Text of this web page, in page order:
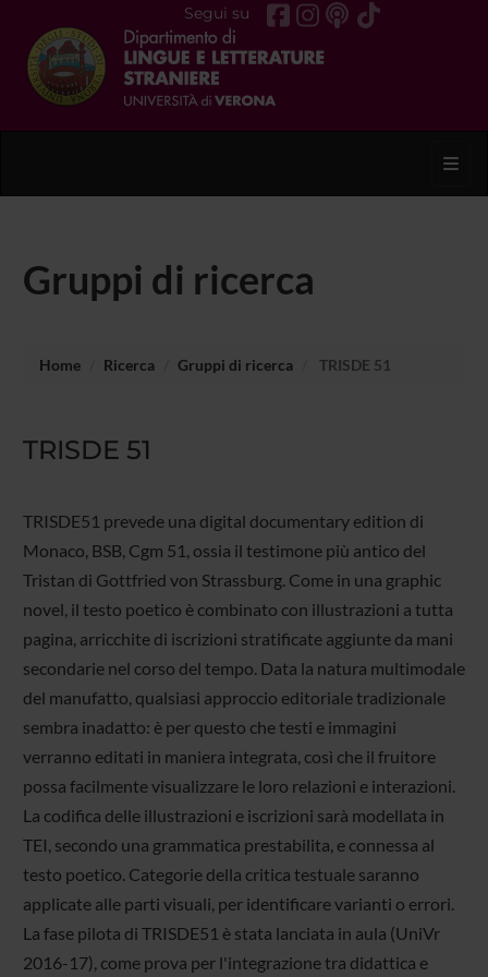
Segui su
Gruppi di ricerca
Home Ricerca Gruppi di ricerca TRISDE 51
TRISDE 51
TRISDE51 prevede una digital documentary edition di
Monaco, BSB, Cgm 51, ossia il testimone più antico del
Tristan di Gottfried von Strassburg. Come in una graphic
novel, il testo poetico è combinato con illustrazioni a tutta
pagina, arricchite di iscrizioni stratificate aggiunte da mani
secondarie nel corso del tempo. Data la natura multimodale
del manufatto, qualsiasi approccio editoriale tradizionale
sembra inadatto: è per questo che testi e immagini
verranno editati in maniera integrata, così che il fruitore
possa facilmente visualizzare le loro relazioni e interazioni.
La codifica delle illustrazioni e iscrizioni sarà modellata in
TEI, secondo una grammatica prestabilita, e connessa al
testo poetico. Categorie della critica testuale saranno
applicate alle parti visuali, per identificare varianti o errori.
La fase pilota di TRISDE51 è stata lanciata in aula (UniVr
2016-17), come prova per l'integrazione tra didattica e